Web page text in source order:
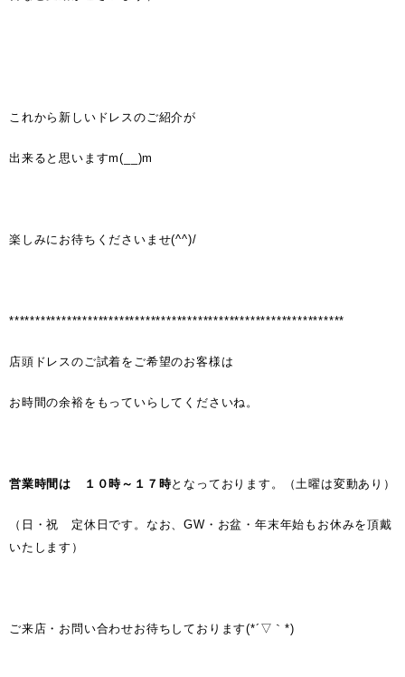
これから新しいドレスのご紹介が
出来ると思いますm(__)m
楽しみにお待ちくださいませ(^^)/
****************************************************************
店頭ドレスのご試着をご希望のお客様は
お時間の余裕をもっていらしてくださいね。
営業時間は １０時～１７時となっております。（土曜は変動あり）
（日・祝 定休日です。なお、GW・お盆・年末年始もお休みを頂戴
いたします）
ご来店・お問い合わせお待ちしております(*´▽｀*)